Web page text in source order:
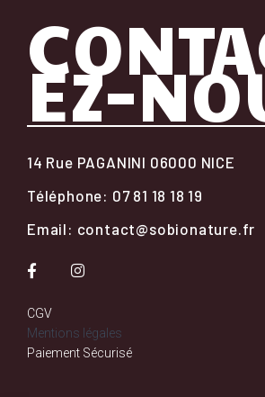
EZ-
14 Rue PAGANINI 06000 NICE
Téléphone: 07 81 18 18 19
Email: contact@sobionature.fr
CGV
Mentions légales
Paiement Sécurisé